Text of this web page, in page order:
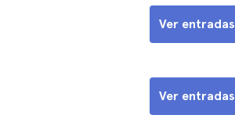
Ver entradas
Ver entradas